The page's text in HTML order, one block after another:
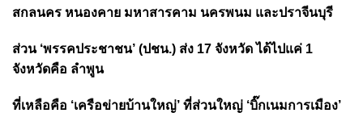
สกลนคร หนองคาย มหาสารคาม นครพนม และปราจีนบุรี
ส่วน ‘พรรคประชาชน’ (ปชน.) ส่ง 17 จังหวัด ได้ไปแค่ 1
จังหวัดคือ ลำพูน
ที่เหลือคือ ‘เครือข่ายบ้านใหญ่’ ที่ส่วนใหญ่ ‘บิ๊กเนมการเมือง’